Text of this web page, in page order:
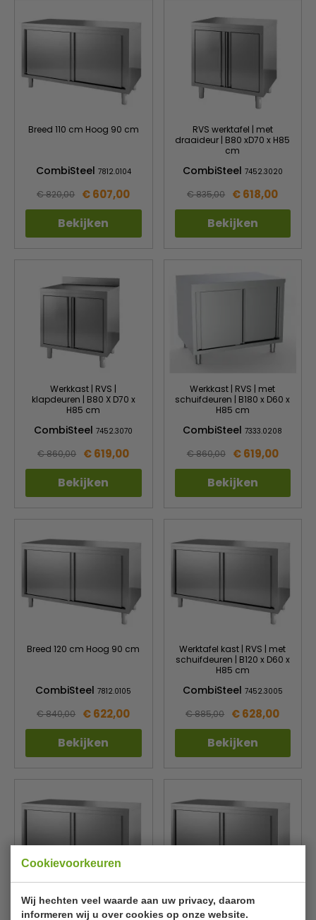
Cookievoorkeuren
Wij hechten veel waarde aan uw privacy, daarom
informeren wij u over cookies op onze website.
Breed 110 cm Hoog 90 cm
CombiSteel 7812.0104
€ 820,00 € 607,00
Bekijken
RVS werktafel | met
draaideur | B80 xD70 x H85
cm
CombiSteel 7452.3020
€ 835,00 € 618,00
Bekijken
Werkkast | RVS |
klapdeuren | B80 X D70 x
H85 cm
CombiSteel7452.3070
€ 860,00 € 619,00
Bekijken
Werkkast | RVS | met
schuifdeuren | B180 x D60 x
H85 cm
CombiSteel7333.0208
€ 860,00 € 619,00
Bekijken
Breed 120 cm Hoog 90 cm
CombiSteel7812.0105
€ 840,00 € 622,00
Bekijken
Werktafel kast | RVS | met
schuifdeuren | B120 x D60 x
H85 cm
CombiSteel 7452.3005
€ 885,00 € 628,00
Bekijken
RVS werktafel kast | met
Breed 100 cm Hoog 90 cm